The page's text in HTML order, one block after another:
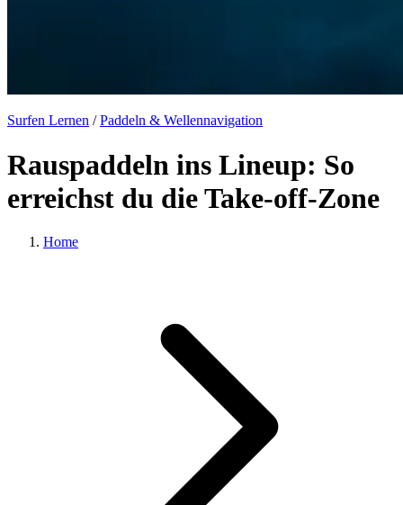
Surfen Lernen / Paddeln & Wellennavigation
Rauspaddeln ins Lineup: So
erreichst du die Take-off-Zone
Home